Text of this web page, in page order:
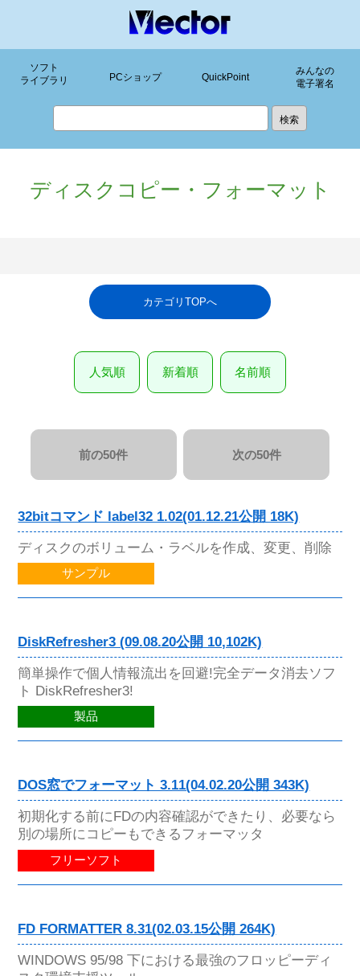
ソフト
ライブラリ
PCショップ QuickPoint
みんなの
電子署名
ディスクコピー・フォーマット
カテゴリTOPへ
人気順 新着順 名前順
前の50件 次の50件
32bitコマンド label32 1.02(01.12.21公開 18K)
ディスクのボリューム・ラベルを作成、変更、削除
サンプル
DiskRefresher3 (09.08.20公開 10,102K)
簡単操作で個人情報流出を回避!完全データ消去ソフ
ト DiskRefresher3!
製品
DOS窓でフォーマット 3.11(04.02.20公開 343K)
初期化する前にFDの内容確認ができたり、必要なら
別の場所にコピーもできるフォーマッタ
フリーソフト
FD FORMATTER 8.31(02.03.15公開 264K)
WINDOWS 95/98 下における最強のフロッピーディ